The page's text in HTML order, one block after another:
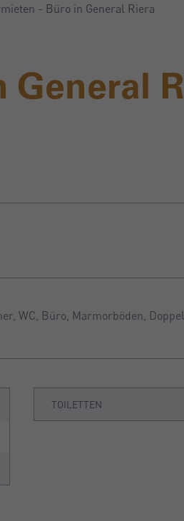
- Büro in General Riera
General
WC, Büro, Marmorböden,
TOILETTEN